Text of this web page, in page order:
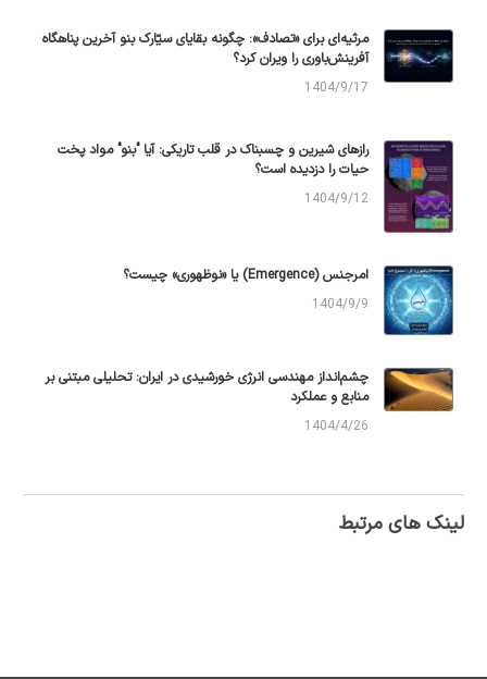
مرثیه‌ای برای «تصادف»: چگونه بقایای سیّارک بنو آخرین پناهگاه
آفرینش‌باوری را ویران کرد؟
1404/9/17
رازهای شیرین و چسبناک در قلب تاریکی: آیا "بنو" مواد پخت
حیات را دزدیده است؟
1404/9/12
امرجنس (Emergence) یا «نوظهوری» چیست؟
1404/9/9
چشم‌انداز مهندسی انرژی خورشیدی در ایران: تحلیلی مبتنی بر
منابع و عملکرد
1404/4/26
لینک های مرتبط